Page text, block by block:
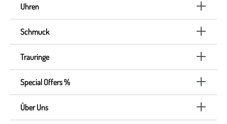
Uhren
Schmuck
Trauringe
Special Offers %
Über Uns